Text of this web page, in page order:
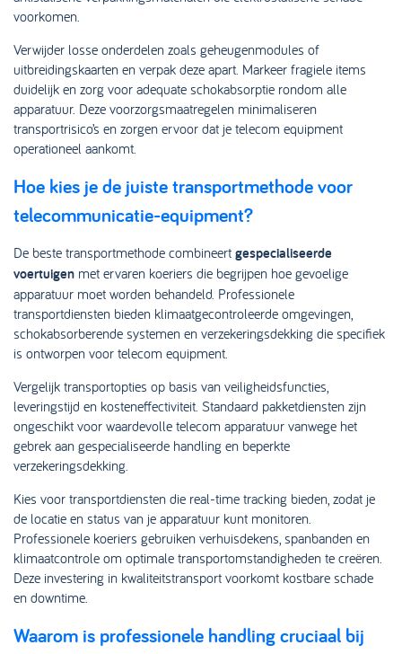
voorkomen.
Verwijder losse onderdelen zoals geheugenmodules of
uitbreidingskaarten en verpak deze apart. Markeer fragiele items
duidelijk en zorg voor adequate schokabsorptie rondom alle
apparatuur. Deze voorzorgsmaatregelen minimaliseren
transportrisico’s en zorgen ervoor dat je telecom equipment
operationeel aankomt.
Hoe kies je de juiste transportmethode voor
telecommunicatie-equipment?
De beste transportmethode combineert gespecialiseerde
voertuigen met ervaren koeriers die begrijpen hoe gevoelige
apparatuur moet worden behandeld. Professionele
transportdiensten bieden klimaatgecontroleerde omgevingen,
schokabsorberende systemen en verzekeringsdekking die specifiek
is ontworpen voor telecom equipment.
Vergelijk transportopties op basis van veiligheidsfuncties,
leveringstijd en kosteneffectiviteit. Standaard pakketdiensten zijn
ongeschikt voor waardevolle telecom apparatuur vanwege het
gebrek aan gespecialiseerde handling en beperkte
verzekeringsdekking.
Kies voor transportdiensten die real-time tracking bieden, zodat je
de locatie en status van je apparatuur kunt monitoren.
Professionele koeriers gebruiken verhuisdekens, spanbanden en
klimaatcontrole om optimale transportomstandigheden te creëren.
Deze investering in kwaliteitstransport voorkomt kostbare schade
en downtime.
Waarom is professionele handling cruciaal bij